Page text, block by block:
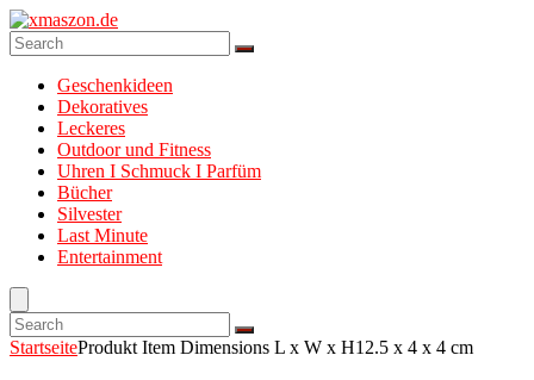
Geschenkideen
Dekoratives
Leckeres
Outdoor und Fitness
Uhren I Schmuck I Parfüm
Bücher
Silvester
Last Minute
Entertainment
StartseiteProdukt Item Dimensions L x W x H12.5 x 4 x 4 cm